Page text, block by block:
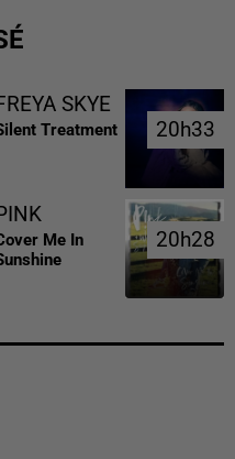
SKYE
Treatment 20h33
20h33
Me In
20h28
20h28